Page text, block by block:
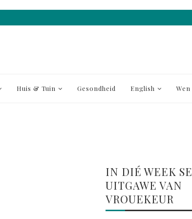
Huis & Tuin Gesondheid English Wen
IN DIÉ WEEK SE
UITGAWE VAN
VROUEKEUR